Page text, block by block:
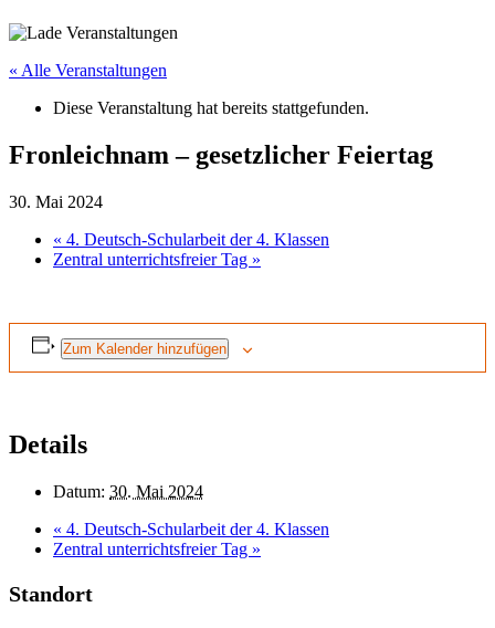
« Alle Veranstaltungen
Diese Veranstaltung hat bereits stattgefunden.
Fronleichnam – gesetzlicher Feiertag
30. Mai 2024
« 4. Deutsch-Schularbeit der 4. Klassen
Zentral unterrichtsfreier Tag »
Zum Kalender hinzufügen
Details
Datum: 30. Mai 2024
« 4. Deutsch-Schularbeit der 4. Klassen
Zentral unterrichtsfreier Tag »
Standort